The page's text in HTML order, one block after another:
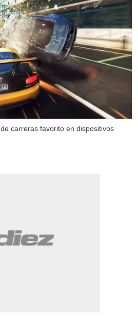
carreras favorito en dispositivos